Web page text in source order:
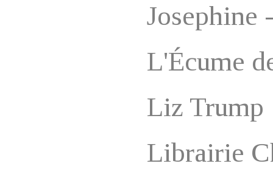
Josephine
L'Écume
Liz Trump
Librairie